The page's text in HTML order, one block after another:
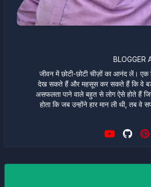
BLOGGER
जीवन में छोटी-छोटी चीज़ों का आनंद लें।
देख सकते हैं और महसूस कर सकते हैं कि वे
असफलता पाने वाले बहुत से लोग ऐसे होते हैं
होता कि जब उन्होंने हार मान ली थी, तब वे